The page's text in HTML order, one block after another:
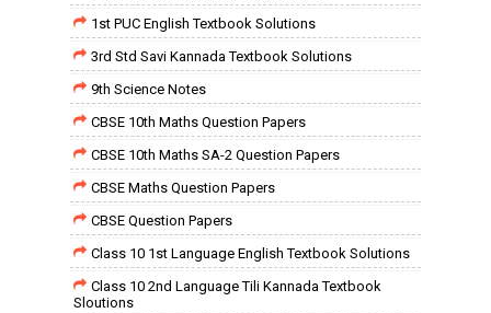
1st PUC English Textbook Solutions
3rd Std Savi Kannada Textbook Solutions
9th Science Notes
CBSE 10th Maths Question Papers
CBSE 10th Maths SA-2 Question Papers
CBSE Maths Question Papers
CBSE Question Papers
Class 10 1st Language English Textbook Solutions
Class 10 2nd Language Tili Kannada Textbook
Sloutions